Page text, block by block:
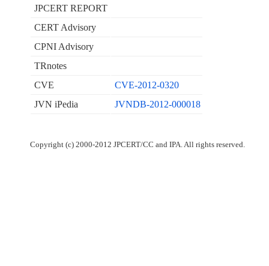
JPCERT REPORT
CERT Advisory
CPNI Advisory
TRnotes
CVE
CVE-2012-0320
JVN iPedia
JVNDB-2012-000018
Copyright (c) 2000-2012 JPCERT/CC and IPA. All rights reserved.